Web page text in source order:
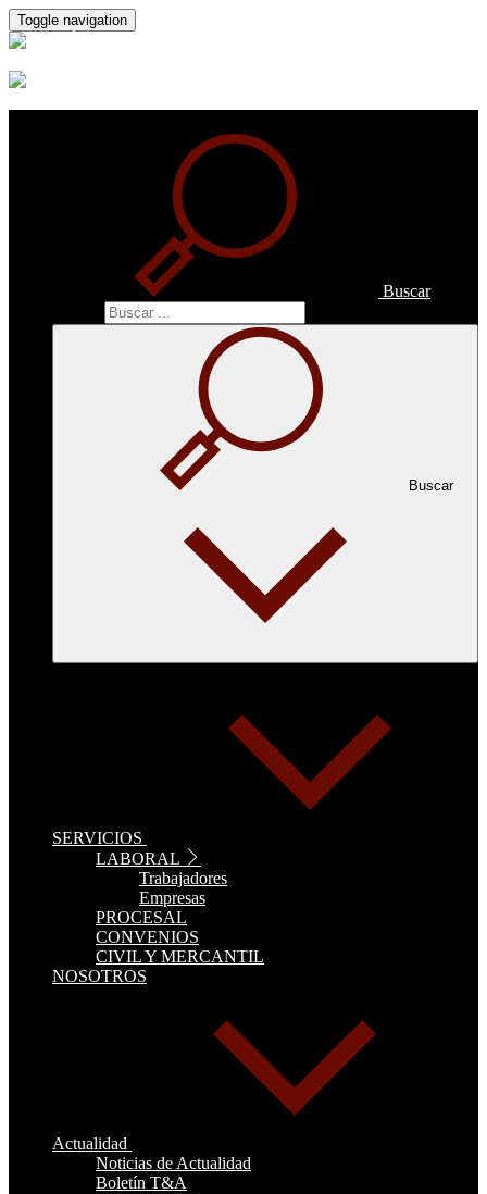
Toggle navigation
Buscar
Buscar
SERVICIOS
LABORAL
Trabajadores
Empresas
PROCESAL
CONVENIOS
CIVIL Y MERCANTIL
NOSOTROS
Actualidad
Noticias de Actualidad
Boletín T&A